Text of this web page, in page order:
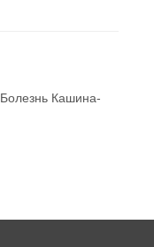
Болезнь Кашина-